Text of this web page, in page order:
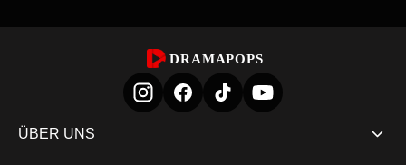
DRAMAPOPS
ÜBER UNS